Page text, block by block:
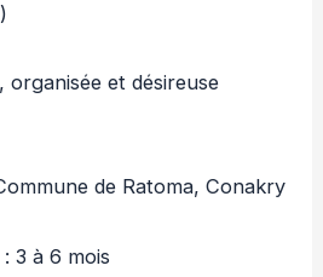
organisée et désireuse
de Ratoma, Conakry
3 à 6 mois